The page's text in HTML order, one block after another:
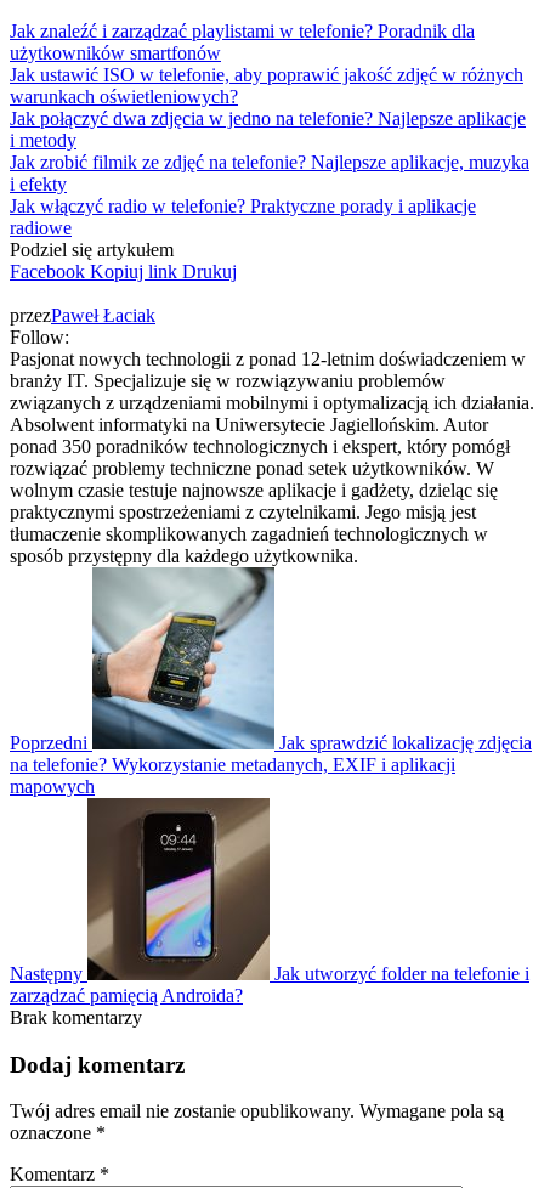
Jak znaleźć i zarządzać playlistami w telefonie? Poradnik dla
użytkowników smartfonów
Jak ustawić ISO w telefonie, aby poprawić jakość zdjęć w różnych
warunkach oświetleniowych?
Jak połączyć dwa zdjęcia w jedno na telefonie? Najlepsze aplikacje
i metody
Jak zrobić filmik ze zdjęć na telefonie? Najlepsze aplikacje, muzyka
i efekty
Jak włączyć radio w telefonie? Praktyczne porady i aplikacje
radiowe
Podziel się artykułem
Facebook Kopiuj link Drukuj
przezPaweł Łaciak
Follow:
Pasjonat nowych technologii z ponad 12-letnim doświadczeniem w
branży IT. Specjalizuje się w rozwiązywaniu problemów
związanych z urządzeniami mobilnymi i optymalizacją ich działania.
Absolwent informatyki na Uniwersytecie Jagiellońskim. Autor
ponad 350 poradników technologicznych i ekspert, który pomógł
rozwiązać problemy techniczne ponad setek użytkowników. W
wolnym czasie testuje najnowsze aplikacje i gadżety, dzieląc się
praktycznymi spostrzeżeniami z czytelnikami. Jego misją jest
tłumaczenie skomplikowanych zagadnień technologicznych w
sposób przystępny dla każdego użytkownika.
Poprzedni
Jak sprawdzić lokalizację zdjęcia
na telefonie? Wykorzystanie metadanych, EXIF i aplikacji
mapowych
Następny
Jak utworzyć folder na telefonie i
zarządzać pamięcią Androida?
Brak komentarzy
Dodaj komentarz
Twój adres email nie zostanie opublikowany. Wymagane pola są
oznaczone *
Komentarz *